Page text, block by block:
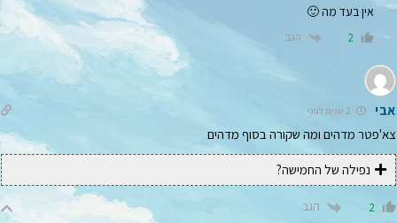
אין בעד מה 🙂
2 הגב
אבי
צא'פטר מדהים ומה שקורה בסוף מדהים
נפילה של החמישה?
2 הגב